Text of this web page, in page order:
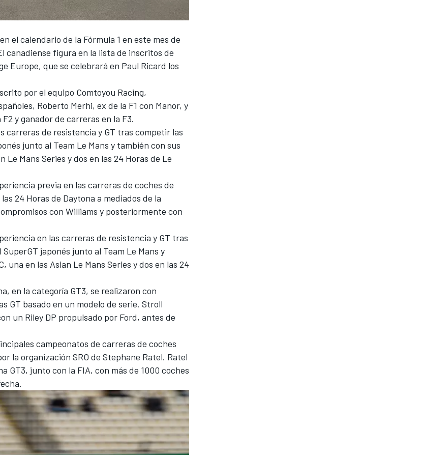
el calendario de la Fórmula 1 en este mes de
canadiense figura en la lista de inscritos de
Europe, que se celebrará en Paul Ricard los
por el equipo Comtoyou Racing,
Roberto Merhi, ex de la F1 con Manor, y
y ganador de carreras en la F3.
carreras de resistencia y GT tras competir las
junto al Team Le Mans y también con sus
Mans Series y dos en las 24 Horas de Le
previa en las carreras de coches de
24 Horas de Daytona a mediados de la
con Williams y posteriormente con
en las carreras de resistencia y GT tras
japonés junto al Team Le Mans y
en las Asian Le Mans Series y dos en las 24
en la categoría GT3, se realizaron con
GT basado en un modelo de serie. Stroll
un Riley DP propulsado por Ford, antes de
campeonatos de carreras de coches
la organización SRO de Stephane Ratel. Ratel
junto con la FIA, con más de 1000 coches